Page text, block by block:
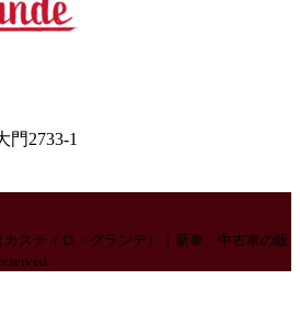
門2733-1
スティロ・グランデ）｜新車、中古車の販